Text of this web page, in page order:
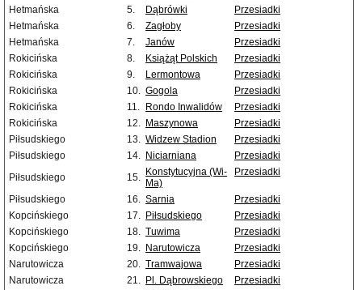
Hetmańska
5. Dąbrówki
Przesiadki
Hetmańska
6. Zagłoby
Przesiadki
Hetmańska
7. Janów
Przesiadki
Rokicińska
8. Książąt Polskich
Przesiadki
Rokicińska
9. Lermontowa
Przesiadki
Rokicińska
10. Gogola
Przesiadki
Rokicińska
11. Rondo Inwalidów
Przesiadki
Rokicińska
12. Maszynowa
Przesiadki
Piłsudskiego
13. Widzew Stadion
Przesiadki
Piłsudskiego
14. Niciarniana
Przesiadki
Piłsudskiego
15. Konstytucyjna (Wi-
Ma)
Przesiadki
Piłsudskiego 16. Sarnia
Przesiadki
Kopcińskiego
17. Piłsudskiego
Przesiadki
Kopcińskiego
18. Tuwima
Przesiadki
Kopcińskiego
19. Narutowicza
Przesiadki
Narutowicza
20. Tramwajowa
Przesiadki
Narutowicza
21. Pl. Dąbrowskiego
Przesiadki